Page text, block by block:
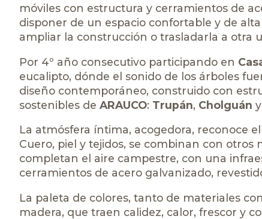
móviles con estructura y cerramientos de
disponer de un espacio confortable y de
ampliar la construcción o trasladarla a otra
Por 4º año consecutivo participando en
eucalipto, dónde el sonido de los árboles
diseño contemporáneo, construido con
sostenibles de ARAUCO: Trupán, Cholguán
La atmósfera íntima, acogedora, reconoce
Cuero, piel y tejidos, se combinan con
completan el aire campestre, con una
cerramientos de acero galvanizado,
La paleta de colores, tanto de materiales
madera, que traen calidez, calor, frescor y